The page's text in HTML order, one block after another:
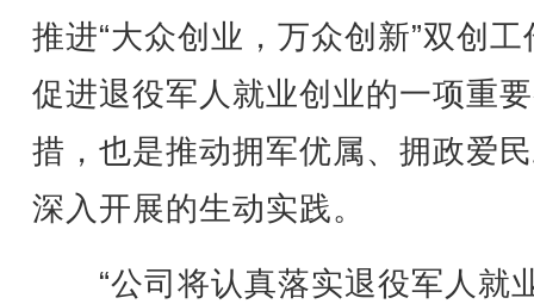
推进“大众创业，万众创新”双创工
促进退役军人就业创业的一项重
措，也是推动拥军优属、拥政爱
深入开展的生动实践。
“公司将认真落实退役军人就